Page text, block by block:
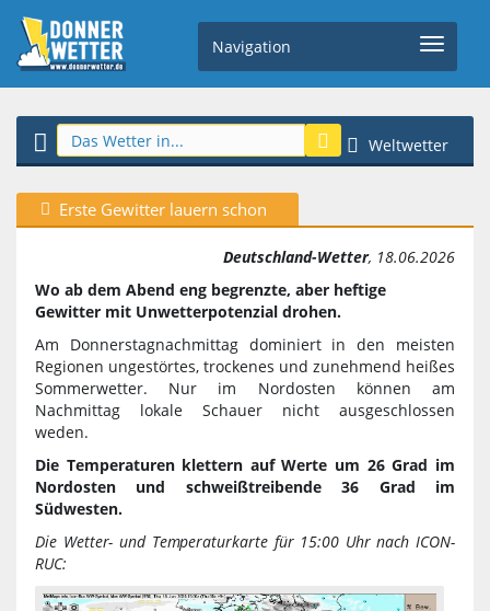
Navigation
Weltwetter
Erste Gewitter lauern schon
Deutschland-Wetter, 18.06.2026
Wo ab dem Abend eng begrenzte, aber heftige
Gewitter mit Unwetterpotenzial drohen.
Am Donnerstagnachmittag dominiert in den meisten
Regionen ungestörtes, trockenes und zunehmend heißes
Sommerwetter. Nur im Nordosten können am
Nachmittag lokale Schauer nicht ausgeschlossen
weden.
Die Temperaturen klettern auf Werte um 26 Grad im
Nordosten und schweißtreibende 36 Grad im
Südwesten.
Die Wetter- und Temperaturkarte für 15:00 Uhr nach ICON-
RUC: